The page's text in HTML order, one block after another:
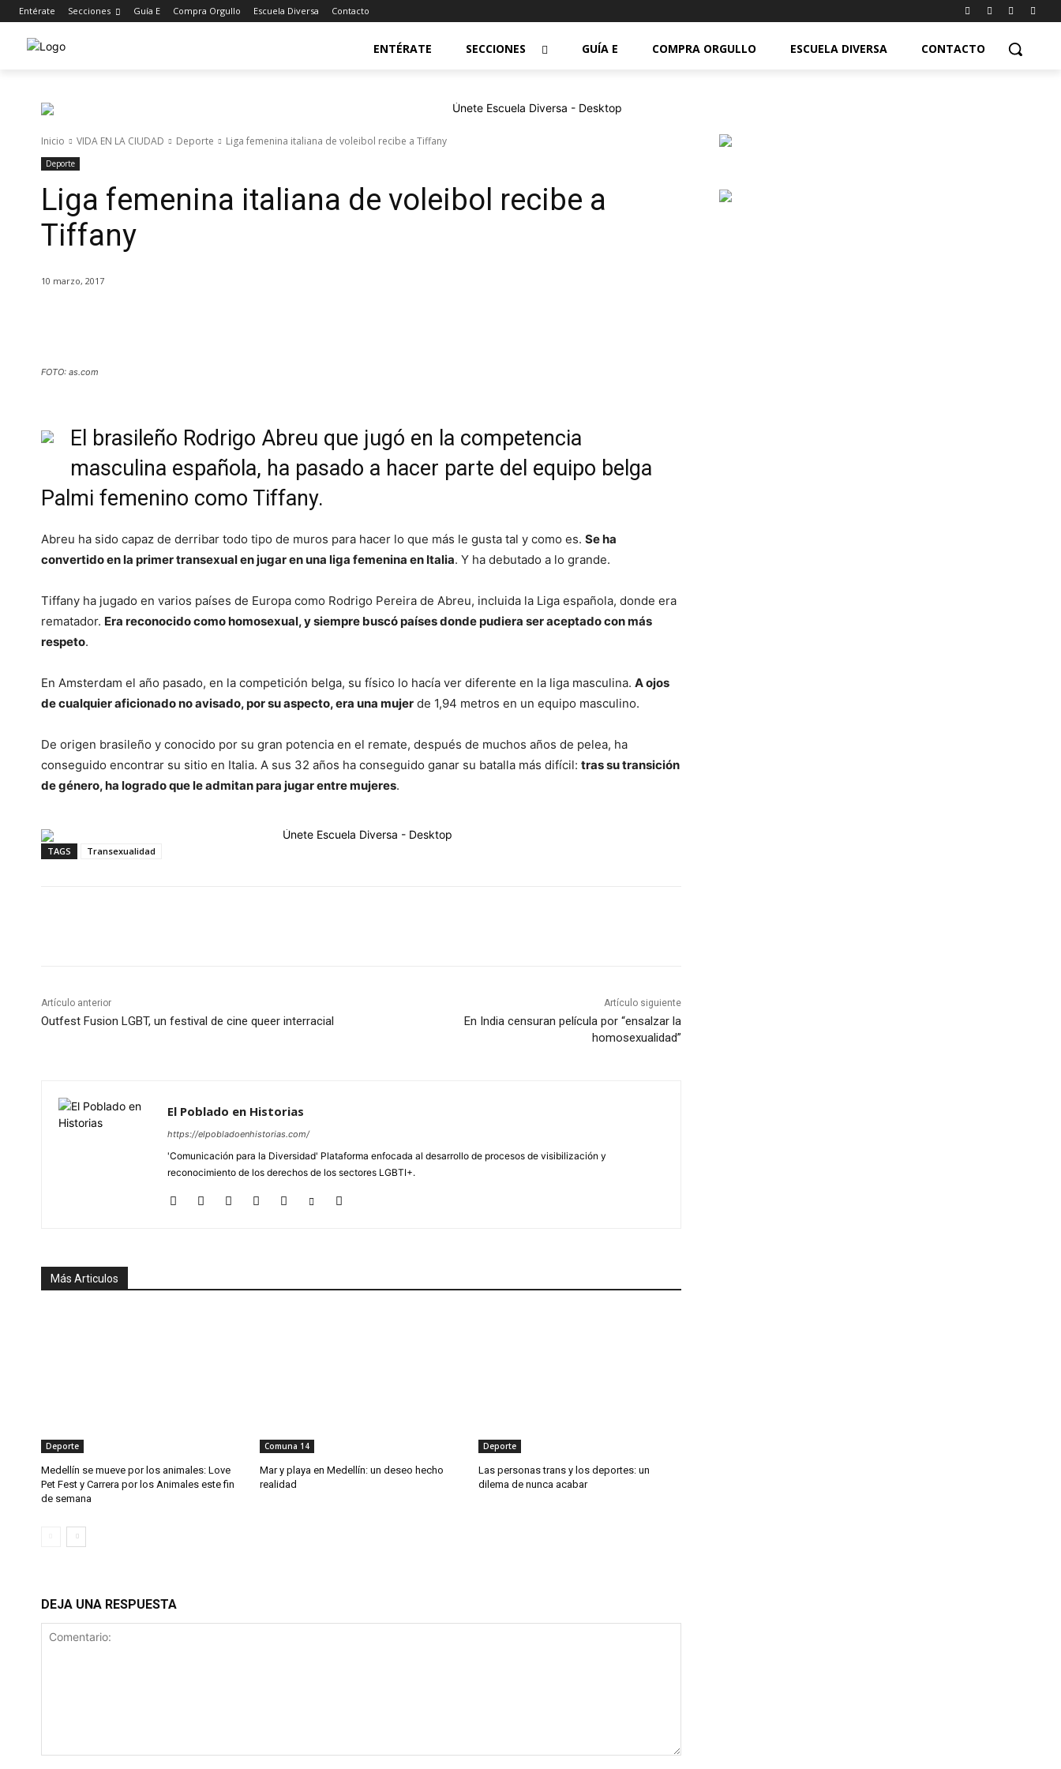
Entérate Secciones Guía E Compra Orgullo Escuela Diversa Contacto
ENTÉRATE SECCIONES GUÍA E COMPRA ORGULLO ESCUELA DIVERSA CONTACTO
Inicio VIDA EN LA CIUDAD Deporte Liga femenina italiana de voleibol recibe a Tiffany
Deporte
Liga femenina italiana de voleibol recibe a
Tiffany
10 marzo, 2017
FOTO: as.com
El brasileño Rodrigo Abreu que jugó en la competencia
masculina española, ha pasado a hacer parte del equipo belga
Palmi femenino como Tiffany.
Abreu ha sido capaz de derribar todo tipo de muros para hacer lo que más le gusta tal y como es. Se ha
convertido en la primer transexual en jugar en una liga femenina en Italia. Y ha debutado a lo grande.
Tiffany ha jugado en varios países de Europa como Rodrigo Pereira de Abreu, incluida la Liga española, donde era
rematador. Era reconocido como homosexual, y siempre buscó países donde pudiera ser aceptado con más
respeto.
En Amsterdam el año pasado, en la competición belga, su físico lo hacía ver diferente en la liga masculina. A ojos
de cualquier aficionado no avisado, por su aspecto, era una mujer de 1,94 metros en un equipo masculino.
De origen brasileño y conocido por su gran potencia en el remate, después de muchos años de pelea, ha
conseguido encontrar su sitio en Italia. A sus 32 años ha conseguido ganar su batalla más difícil: tras su transición
de género, ha logrado que le admitan para jugar entre mujeres.
TAGS Transexualidad
Artículo anterior
Outfest Fusion LGBT, un festival de cine queer interracial
Artículo siguiente
En India censuran película por “ensalzar la
homosexualidad”
El Poblado en Historias
https://elpobladoenhistorias.com/
'Comunicación para la Diversidad' Plataforma enfocada al desarrollo de procesos de visibilización y
reconocimiento de los derechos de los sectores LGBTI+.
Más Articulos
Deporte
Medellín se mueve por los animales: Love
Pet Fest y Carrera por los Animales este fin
de semana
Comuna 14
Mar y playa en Medellín: un deseo hecho
realidad
Deporte
Las personas trans y los deportes: un
dilema de nunca acabar
DEJA UNA RESPUESTA